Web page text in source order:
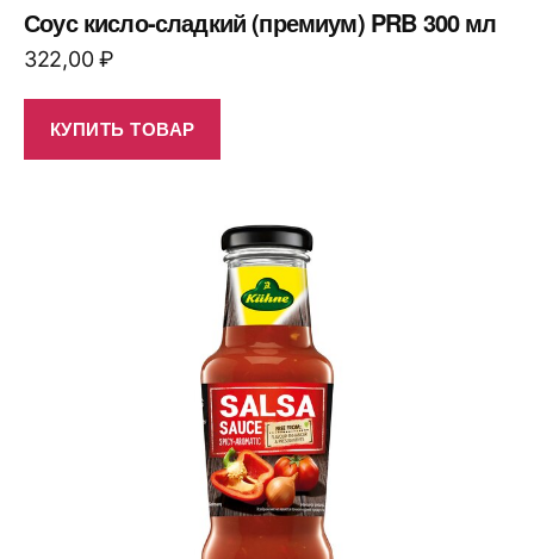
Соус кисло-сладкий (премиум) PRB 300 мл
322,00₽
КУПИТЬ ТОВАР